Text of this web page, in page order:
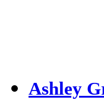
Ashley